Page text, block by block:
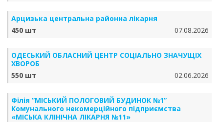
Арцизька центральна районна лікарня
450 шт
07.08.2026
ОДЕСЬКИЙ ОБЛАСНИЙ ЦЕНТР СОЦІАЛЬНО ЗНАЧУЩІХ
ХВОРОБ
550 шт
02.06.2026
Філія ”МІСЬКИЙ ПОЛОГОВИЙ БУДИНОК №1”
Комунального некомерційного підприємства
«МІСЬКА КЛІНІЧНА ЛІКАРНЯ №11»